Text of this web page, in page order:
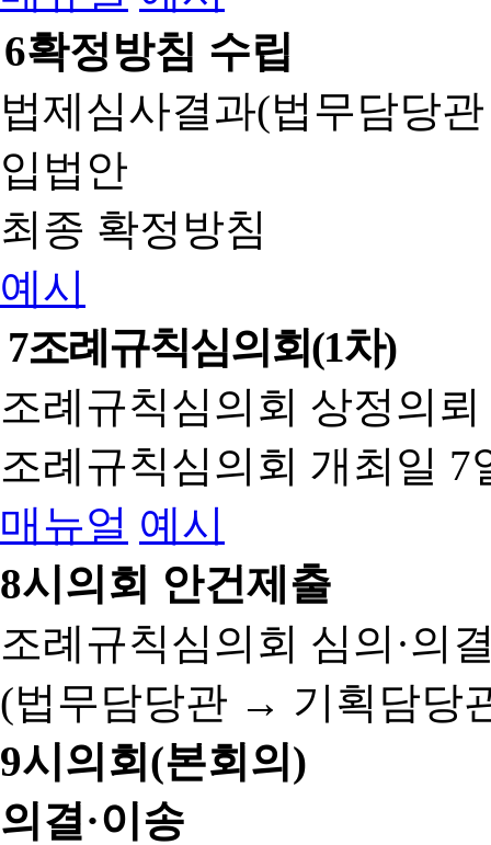
6확정방침 수립
법제심사결과(법무담당
입법안
최종 확정방침
예시
7조례규칙심의회(1차)
조례규칙심의회 상정의
조례규칙심의회 개최일 7
매뉴얼 예시
8시의회 안건제출
조례규칙심의회 심의·의
(법무담당관 → 기획담당
9시의회(본회의)
의결·이송